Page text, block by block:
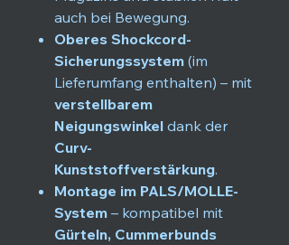
auch bei Bewegung.
Oberes Shockcord-
Sicherungssystem (im
Lieferumfang enthalten) – mit
verstellbarem
Neigungswinkel dank der
Curv-
Kunststoffverstärkung.
Montage im PALS/MOLLE-
System – kompatibel mit
Gürteln, Cummerbunds